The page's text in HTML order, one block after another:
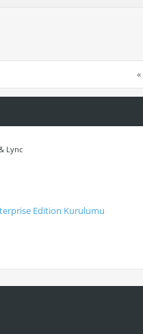
«
Lync
Edition Kurulumu